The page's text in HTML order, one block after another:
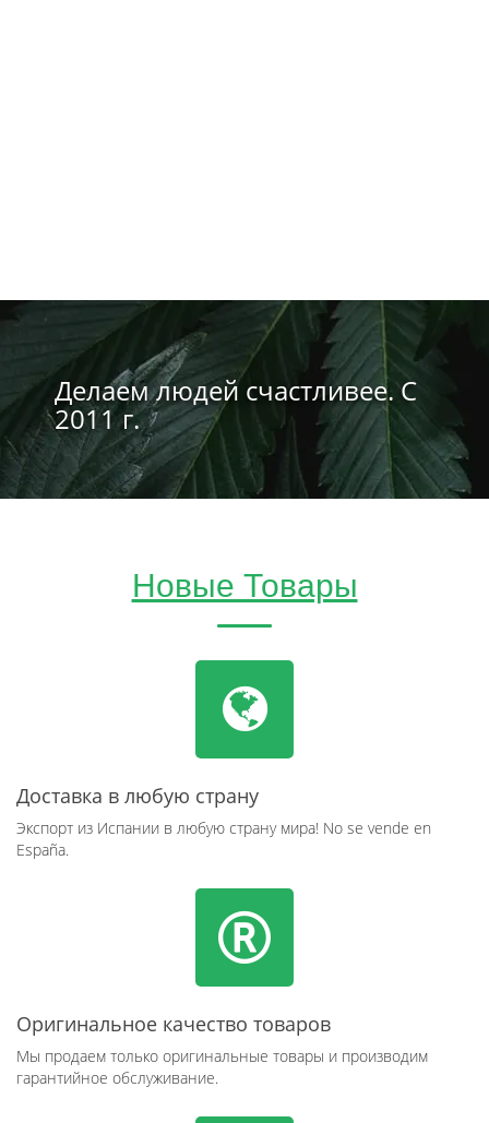
Делаем людей счастливее. С
2011 г.
Новые Товары
Доставка в любую страну
Экспорт из Испании в любую страну мира! No se vende en
España.
Оригинальное качество товаров
Мы продаем только оригинальные товары и производим
гарантийное обслуживание.